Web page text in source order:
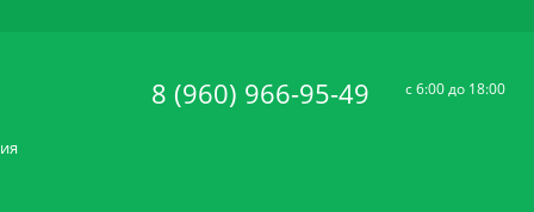
8 (960) 966-95-49 c 6:00 до 18:00